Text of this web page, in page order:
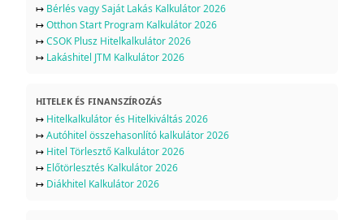
↦ Bérlés vagy Saját Lakás Kalkulátor 2026
↦Otthon Start Program Kalkulátor 2026
↦CSOK Plusz Hitelkalkulátor 2026
↦ Lakáshitel JTM Kalkulátor 2026
HITELEK ÉS FINANSZÍROZÁS
↦ Hitelkalkulátor és Hitelkiváltás 2026
↦Autóhitel összehasonlító kalkulátor 2026
↦ Hitel Törlesztő Kalkulátor 2026
↦ Előtörlesztés Kalkulátor 2026
↦ Diákhitel Kalkulátor 2026